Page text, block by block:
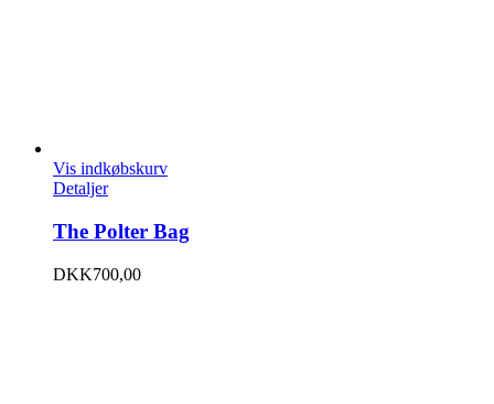
Vis indkøbskurv
Detaljer
The Polter Bag
DKK700,00